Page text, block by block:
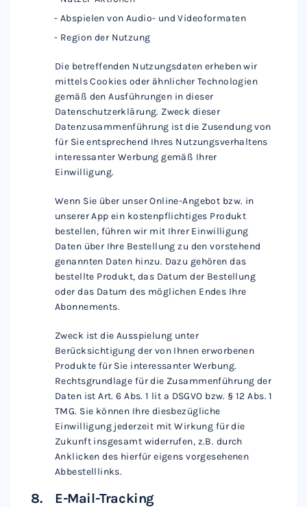
Abspielen von Audio- und Videoformaten
Region der Nutzung
Die betreffenden Nutzungsdaten erheben wir
mittels Cookies oder ähnlicher Technologien
gemäß den Ausführungen in dieser
Datenschutzerklärung. Zweck dieser
Datenzusammenführung ist die Zusendung von
für Sie entsprechend Ihres Nutzungsverhaltens
interessanter Werbung gemäß Ihrer
Einwilligung.
Wenn Sie über unser Online-Angebot bzw. in
unserer App ein kostenpflichtiges Produkt
bestellen, führen wir mit Ihrer Einwilligung
Daten über Ihre Bestellung zu den vorstehend
genannten Daten hinzu. Dazu gehören das
bestellte Produkt, das Datum der Bestellung
oder das Datum des möglichen Endes Ihre
Abonnements.
Zweck ist die Ausspielung unter
Berücksichtigung der von Ihnen erworbenen
Produkte für Sie interessanter Werbung.
Rechtsgrundlage für die Zusammenführung der
Daten ist Art. 6 Abs. 1 lit a DSGVO bzw. § 12 Abs. 1
TMG. Sie können Ihre diesbezügliche
Einwilligung jederzeit mit Wirkung für die
Zukunft insgesamt widerrufen, z.B. durch
Anklicken des hierfür eigens vorgesehenen
Abbestelllinks.
E-Mail-Tracking